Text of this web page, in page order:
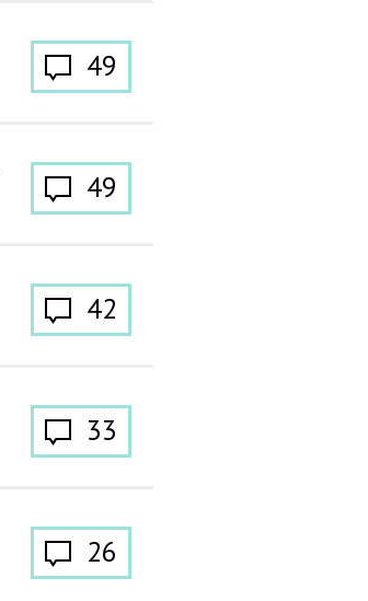
49
49
42
33
26